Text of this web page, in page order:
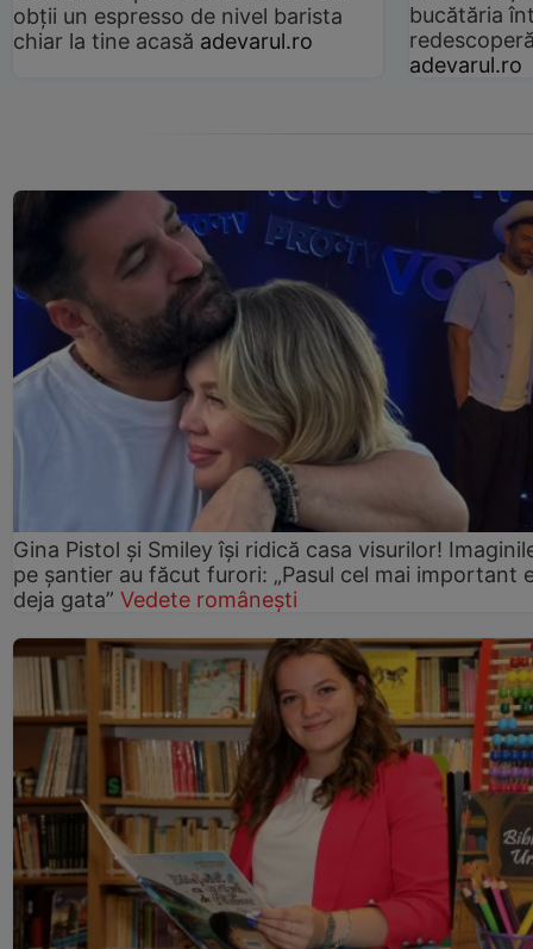
obții un espresso de nivel barista
chiar la tine acasă adevarul.ro
bucătăria
adevarul.ro
Gina Pistol și Smiley își ridică casa visurilor!
pe șantier au făcut furori: „Pasul cel mai important
deja gata” Vedete românești